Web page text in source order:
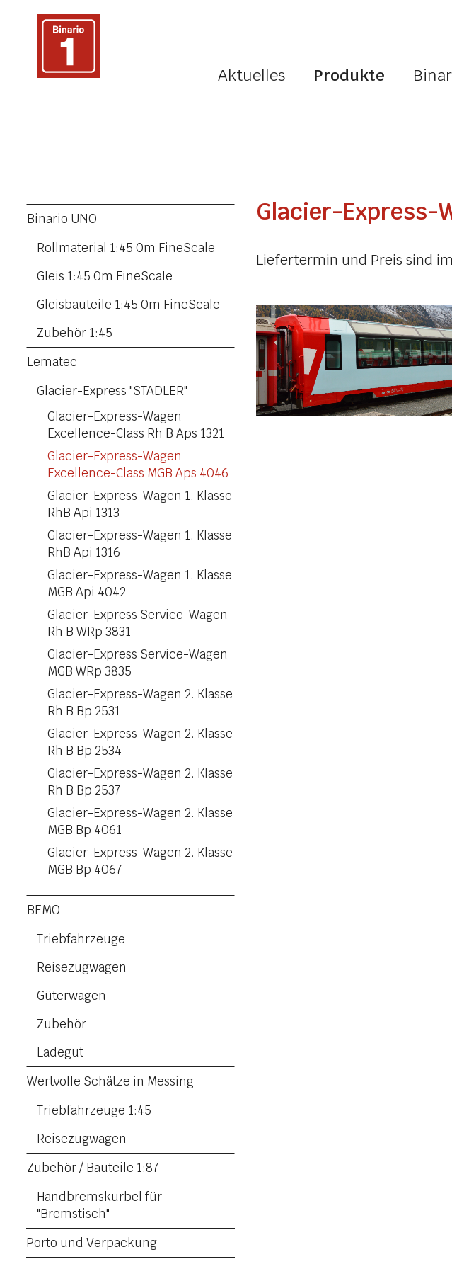
Aktuelles Produkte
Binario UNO
Rollmaterial 1:45 0m FineScale
Gleis 1:45 0m FineScale
Gleisbauteile 1:45 0m FineScale
Zubehör 1:45
Lematec
Glacier-Express "STADLER"
Glacier-Express-Wagen
Excellence-Class Rh B Aps 1321
Glacier-Express-Wagen
Excellence-Class MGB Aps 4046
Glacier-Express-Wagen 1. Klasse
RhB Api 1313
Glacier-Express-Wagen 1. Klasse
RhB Api 1316
Glacier-Express-Wagen 1. Klasse
MGB Api 4042
Glacier-Express Service-Wagen
Rh B WRp 3831
Glacier-Express Service-Wagen
MGB WRp 3835
Glacier-Express-Wagen 2. Klasse
Rh B Bp 2531
Glacier-Express-Wagen 2. Klasse
Rh B Bp 2534
Glacier-Express-Wagen 2. Klasse
Rh B Bp 2537
Glacier-Express-Wagen 2. Klasse
MGB Bp 4061
Glacier-Express-Wagen 2. Klasse
MGB Bp 4067
BEMO
Triebfahrzeuge
Reisezugwagen
Güterwagen
Zubehör
Ladegut
Wertvolle Schätze in Messing
Triebfahrzeuge 1:45
Reisezugwagen
Zubehör / Bauteile 1:87
Handbremskurbel für
"Bremstisch"
Porto und Verpackung
Glacier-Express-
Liefertermin und Preis sind